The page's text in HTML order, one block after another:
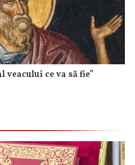
ce va să fie”